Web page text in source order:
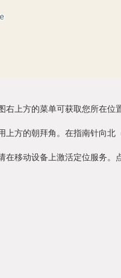
上方的菜单可获取您所在位
方的朝拜角。在指南针向
移动设备上激活定位服务。